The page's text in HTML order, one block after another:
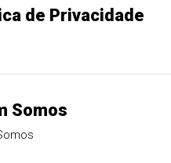
de Privacidade
Somos